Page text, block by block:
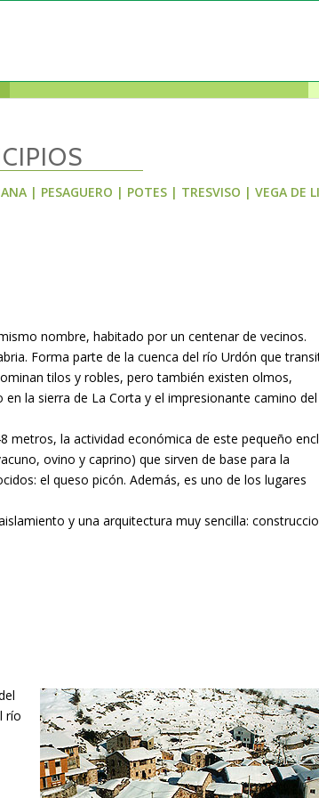
| PESAGUERO | POTES| TRESVISO | VEGA DE
nombre, habitado por un centenar de vecinos.
Forma parte de la cuenca del río Urdón que
tilos y robles, pero también existen olmos,
la sierra de La Corta y el impresionante camino del
metros, la actividad económica de este pequeño
ovino y caprino) que sirven de base para la
el queso picón. Además, es uno de los lugares
y una arquitectura muy sencilla:
río